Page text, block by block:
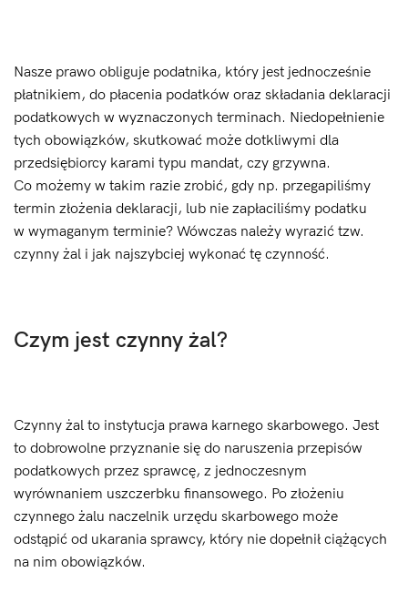
Nasze prawo obliguje podatnika, który jest jednocześnie
płatnikiem, do płacenia podatków oraz składania deklaracji
podatkowych w wyznaczonych terminach. Niedopełnienie
tych obowiązków, skutkować może dotkliwymi dla
przedsiębiorcy karami typu mandat, czy grzywna.
Co możemy w takim razie zrobić, gdy np. przegapiliśmy
termin złożenia deklaracji, lub nie zapłaciliśmy podatku
w wymaganym terminie? Wówczas należy wyrazić tzw.
czynny żal i jak najszybciej wykonać tę czynność.
Czym jest czynny żal?
Czynny żal to instytucja prawa karnego skarbowego. Jest
to dobrowolne przyznanie się do naruszenia przepisów
podatkowych przez sprawcę, z jednoczesnym
wyrównaniem uszczerbku finansowego. Po złożeniu
czynnego żalu naczelnik urzędu skarbowego może
odstąpić od ukarania sprawcy, który nie dopełnił ciążących
na nim obowiązków.